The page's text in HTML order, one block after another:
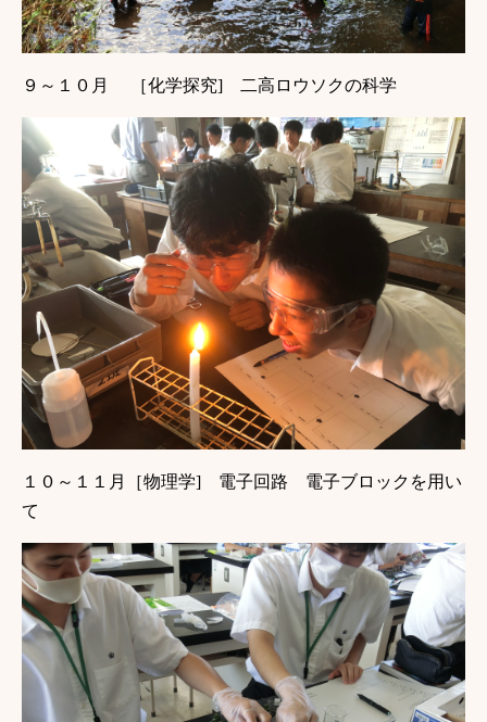
９ ～１０月 ［化学探究] 二高ロウソクの科学
１０～１１月［物理学] 電子回路 電子ブロックを用い
て